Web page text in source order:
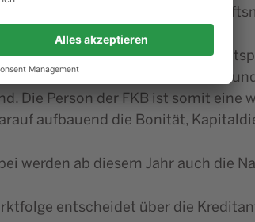
zu klären. Auch
die Kreditanfrage und ein
Bank, die nicht im direkten
Die Person der FKB ist somit eine
aufbauend die Bonität,
werden ab diesem Jahr auch die
entscheidet über die